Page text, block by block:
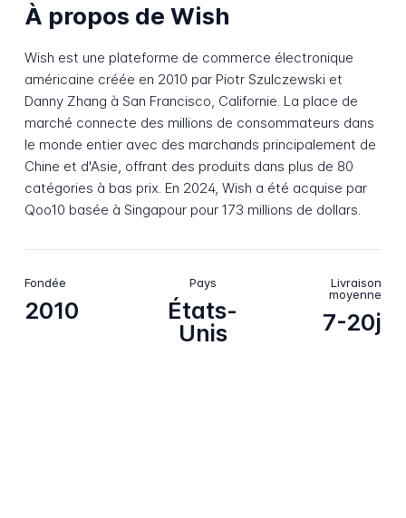
À propos de Wish
Wish est une plateforme de commerce électronique
américaine créée en 2010 par Piotr Szulczewski et
Danny Zhang à San Francisco, Californie. La place de
marché connecte des millions de consommateurs dans
le monde entier avec des marchands principalement de
Chine et d'Asie, offrant des produits dans plus de 80
catégories à bas prix. En 2024, Wish a été acquise par
Qoo10 basée à Singapour pour 173 millions de dollars.
Fondée
2010
Pays
États-
Unis
Livraison
moyenne
7-20j